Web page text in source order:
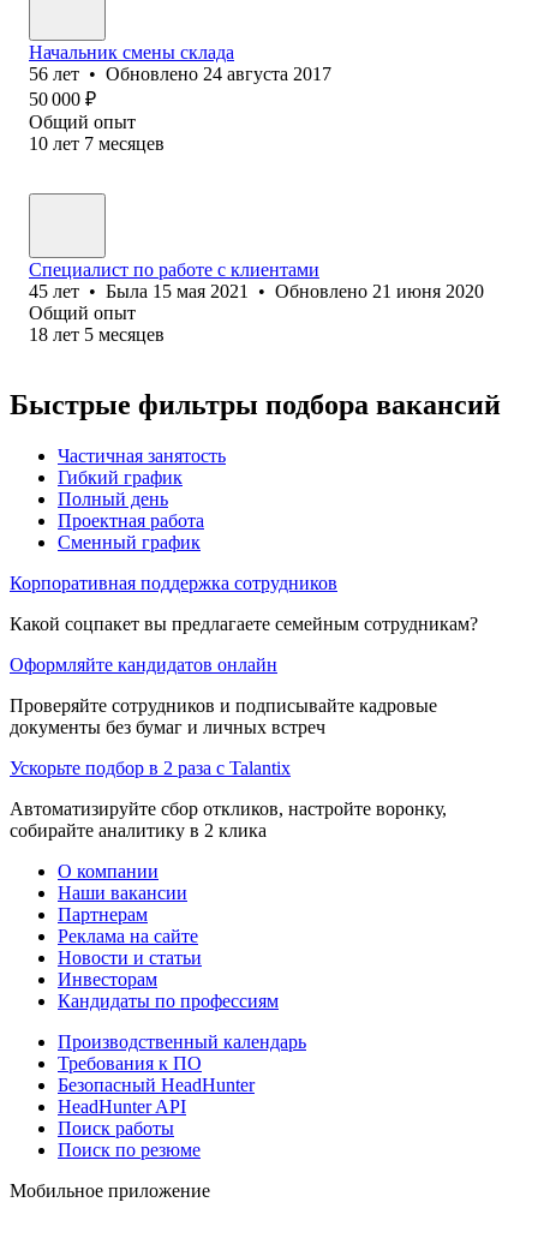
Начальник смены склада
56 лет • Обновлено 24 августа 2017
50 000 ₽
Общий опыт
10 лет 7 месяцев
Специалист по работе с клиентами
45 лет • Была 15 мая 2021 • Обновлено 21 июня 2020
Общий опыт
18 лет 5 месяцев
Быстрые фильтры подбора вакансий
Частичная занятость
Гибкий график
Полный день
Проектная работа
Сменный график
Корпоративная поддержка сотрудников
Какой соцпакет вы предлагаете семейным сотрудникам?
Оформляйте кандидатов онлайн
Проверяйте сотрудников и подписывайте кадровые
документы без бумаг и личных встреч
Ускорьте подбор в 2 раза с Talantix
Автоматизируйте сбор откликов, настройте воронку,
собирайте аналитику в 2 клика
О компании
Наши вакансии
Партнерам
Реклама на сайте
Новости и статьи
Инвесторам
Кандидаты по профессиям
Производственный календарь
Требования к ПО
Безопасный HeadHunter
HeadHunter API
Поиск работы
Поиск по резюме
Мобильное приложение